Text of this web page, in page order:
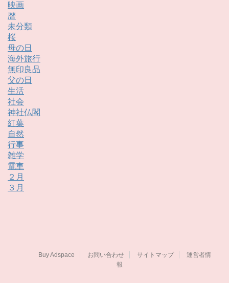
映画
暦
未分類
桜
母の日
海外旅行
無印良品
父の日
生活
社会
神社仏閣
紅葉
自然
行事
雑学
電車
２月
３月
Buy Adspace お問い合わせ サイトマップ
運営者情
報